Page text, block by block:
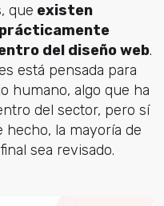
que existen
del diseño web.
está pensada para
humano, algo que ha
del sector, pero sí
hecho, la mayoría de
sea revisado.